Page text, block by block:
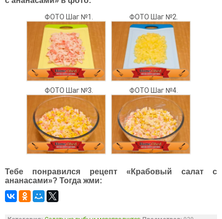
ФОТО Шаг №1. ФОТО Шаг №2.
ФОТО Шаг №3. ФОТО Шаг №4.
Тебе понравился рецепт «Крабовый салат с
ананасами»? Тогда жми: